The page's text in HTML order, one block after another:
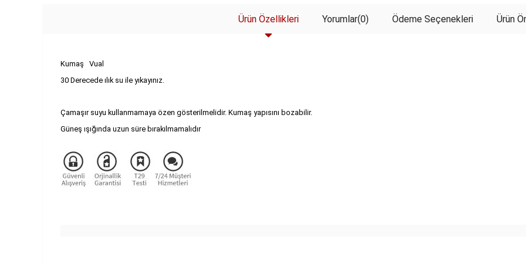
Ürün Özellikleri Yorumlar(0) Ödeme Seçenekleri Ürün
Kumaş Vual
30 Derecede ılık su ile yıkayınız.
Çamaşır suyu kullanmamaya özen gösterilmelidir. Kumaş yapısını bozabilir.
Güneş ışığında uzun süre bırakılmamalıdır